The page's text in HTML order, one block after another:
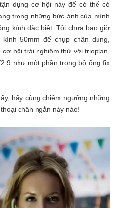
dụng cơ hội này để có thể có
trong những bức ảnh của mình
kính đặc biệt. Tôi chưa bao giờ
50mm để chụp chân dung,
hội trải nghiệm thử với trioplan,
như một phần trong bộ ống fix
hãy cùng chiêm ngưỡng những
chân ngắn này nào!